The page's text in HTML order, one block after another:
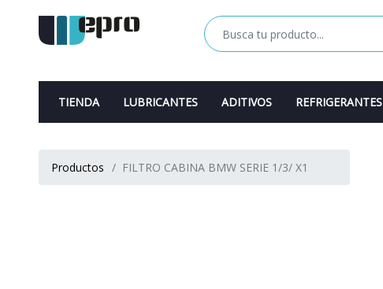
TIENDA LUBRICANTES ADITIVOS REFRIGERANTES
Productos FILTRO CABINA BMW SERIE 1/3/ X1